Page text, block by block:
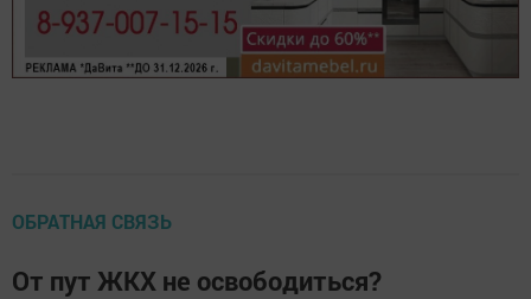
ОБРАТНАЯ СВЯЗЬ
От пут ЖКХ не освободиться?